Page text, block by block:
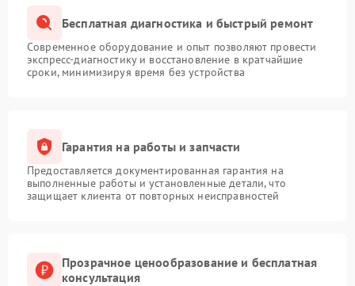
Бесплатная диагностика и быстрый ремонт
Современное оборудование и опыт позволяют провести
экспресс-диагностику и восстановление в кратчайшие
сроки, минимизируя время без устройства
Гарантия на работы и запчасти
Предоставляется документированная гарантия на
выполненные работы и установленные детали, что
защищает клиента от повторных неисправностей
Прозрачное ценообразование и бесплатная
консультация